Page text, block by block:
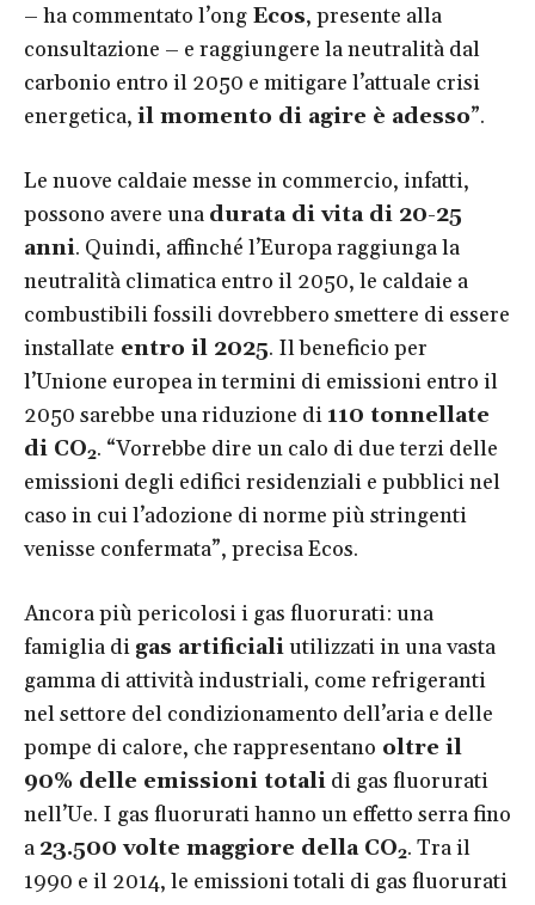
– ha commentato l’ong Ecos, presente alla
consultazione – e raggiungere la neutralità dal
carbonio entro il 2050 e mitigare l’attuale crisi
energetica, il momento di agire è adesso”.
Le nuove caldaie messe in commercio, infatti,
possono avere una durata di vita di 20-25
anni. Quindi, affinché l’Europa raggiunga la
neutralità climatica entro il 2050, le caldaie a
combustibili fossili dovrebbero smettere di essere
installate entro il 2025. Il beneficio per
l’Unione europea in termini di emissioni entro il
2050 sarebbe una riduzione di 110 tonnellate
di CO2. “Vorrebbe dire un calo di due terzi delle
emissioni degli edifici residenziali e pubblici nel
caso in cui l’adozione di norme più stringenti
venisse confermata”, precisa Ecos.
Ancora più pericolosi i gas fluorurati: una
famiglia di gas artificialiutilizzati in una vasta
gamma di attività industriali, come refrigeranti
nel settore del condizionamento dell’aria e delle
pompe di calore, che rappresentano oltre il
90% delle emissioni totali di gas fluorurati
nell’Ue. I gas fluorurati hanno un effetto serra fino
a 23.500 volte maggiore della CO2. Tra il
1990 e il 2014, le emissioni totali di gas fluorurati